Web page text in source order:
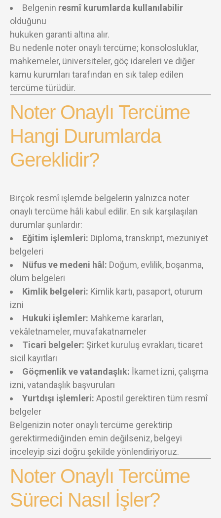
Belgenin resmî kurumlarda kullanılabilir
olduğunu
hukuken garanti altına alır.
Bu nedenle noter onaylı tercüme; konsolosluklar,
mahkemeler, üniversiteler, göç idareleri ve diğer
kamu kurumları tarafından en sık talep edilen
tercüme türüdür.
Noter Onaylı Tercüme
Hangi Durumlarda
Gereklidir?
Birçok resmî işlemde belgelerin yalnızca noter
onaylı tercüme hâli kabul edilir. En sık karşılaşılan
durumlar şunlardır:
Eğitim işlemleri: Diploma, transkript, mezuniyet
belgeleri
Nüfus ve medeni hâl: Doğum, evlilik, boşanma,
ölüm belgeleri
Kimlik belgeleri: Kimlik kartı, pasaport, oturum
izni
Hukuki işlemler: Mahkeme kararları,
vekâletnameler, muvafakatnameler
Ticari belgeler: Şirket kuruluş evrakları, ticaret
sicil kayıtları
Göçmenlik ve vatandaşlık: İkamet izni, çalışma
izni, vatandaşlık başvuruları
Yurtdışı işlemleri: Apostil gerektiren tüm resmî
belgeler
Belgenizin noter onaylı tercüme gerektirip
gerektirmediğinden emin değilseniz, belgeyi
inceleyip sizi doğru şekilde yönlendiriyoruz.
Noter Onaylı Tercüme
Süreci Nasıl İşler?